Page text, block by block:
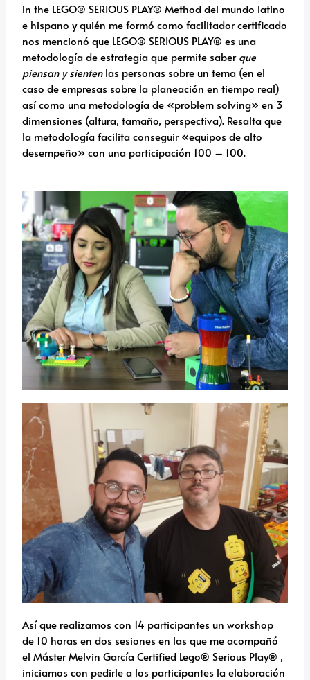
in the LEGO® SERIOUS PLAY® Method del mundo latino
e hispano y quién me formó como facilitador certificado
nos mencionó que LEGO® SERIOUS PLAY® es una
metodología de estrategia que permite saber que
piensan y sienten las personas sobre un tema (en el
caso de empresas sobre la planeación en tiempo real)
así como una metodología de «problem solving» en 3
dimensiones (altura, tamaño, perspectiva). Resalta que
la metodología facilita conseguir «equipos de alto
desempeño» con una participación 100 – 100.
Así que realizamos con 14 participantes un workshop
de 10 horas en dos sesiones en las que me acompañó
el Máster Melvin García Certified Lego® Serious Play® ,
iniciamos con pedirle a los participantes la elaboración